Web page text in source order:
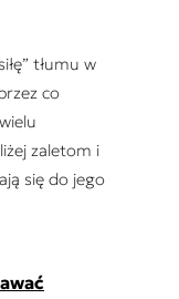
tłumu w
co
zaletom i
się do jego